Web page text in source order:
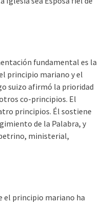
fundamental es la
principio mariano y el
suizo afirmó la prioridad
co-principios. El
principios. Él sostiene
de la Palabra, y
ministerial,
el principio mariano ha